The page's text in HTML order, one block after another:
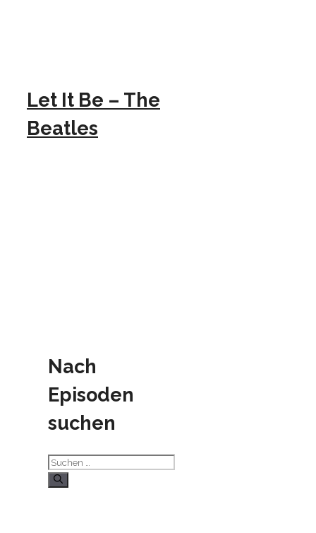
Let It Be – The
Beatles
Nach
Episoden
suchen
Suchen
nach: